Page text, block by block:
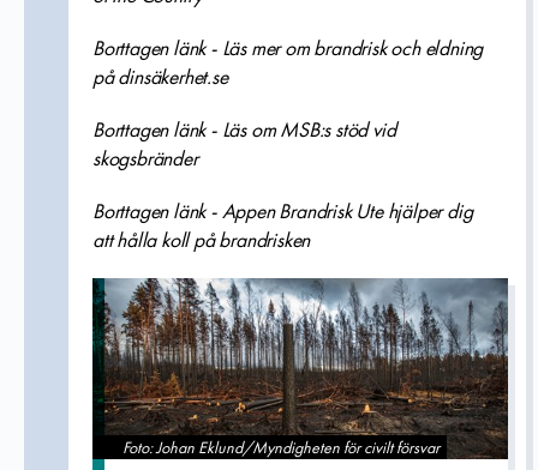
Borttagen länk - Läs mer om brandrisk och eldning
på dinsäkerhet.se
Borttagen länk - Läs om MSB:s stöd vid
skogsbränder
Borttagen länk - Appen Brandrisk Ute hjälper dig
att hålla koll på brandrisken
Foto: Johan Eklund/Myndigheten för civilt försvar